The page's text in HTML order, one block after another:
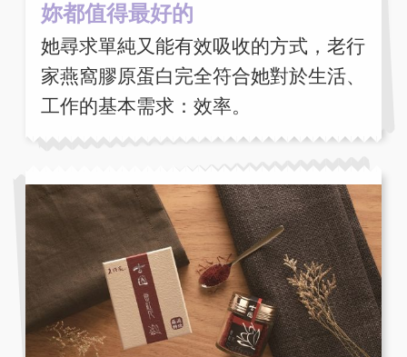
妳都值得最好的
她尋求單純又能有效吸收的方式，老行
家燕窩膠原蛋白完全符合她對於生活、
工作的基本需求：效率。